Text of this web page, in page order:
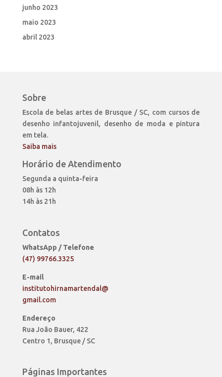
junho 2023
maio 2023
abril 2023
Sobre
Escola de belas artes de Brusque / SC, com cursos de
desenho infantojuvenil, desenho de moda e pintura
em tela.
Saiba mais
Horário de Atendimento
Segunda a quinta-feira
08h às 12h
14h às 21h
Contatos
WhatsApp / Telefone
(47) 99766.3325
E-mail
institutohirnamartendal@
gmail.com
Endereço
Rua João Bauer, 422
Centro 1, Brusque / SC
Páginas Importantes